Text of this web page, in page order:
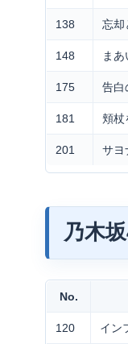
138 忘却
148 ま
175 告白
181 頬杖
201 サヨ
乃木
No.
120 イン